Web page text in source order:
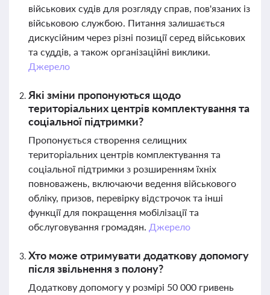
військових судів для розгляду справ, пов'язаних із
військовою службою. Питання залишається
дискусійним через різні позиції серед військових
та суддів, а також організаційні виклики.
Джерело
Які зміни пропонуються щодо
територіальних центрів комплектування та
соціальної підтримки?
Пропонується створення селищних
територіальних центрів комплектування та
соціальної підтримки з розширенням їхніх
повноважень, включаючи ведення військового
обліку, призов, перевірку відстрочок та інші
функції для покращення мобілізації та
обслуговування громадян. Джерело
Хто може отримувати додаткову допомогу
після звільнення з полону?
Додаткову допомогу у розмірі 50 000 гривень